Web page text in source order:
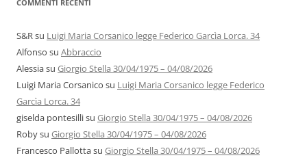
COMMENTI RECENTI
S&Rsu Luigi Maria Corsanico legge Federico Garcìa Lorca. 34
Alfonso su Abbraccio
Alessiasu Giorgio Stella 30/04/1975 – 04/08/2026
Luigi Maria Corsanico su Luigi Maria Corsanico legge Federico
Garcìa Lorca. 34
giselda pontesillisu Giorgio Stella 30/04/1975 – 04/08/2026
Robysu Giorgio Stella 30/04/1975 – 04/08/2026
Francesco Pallottasu Giorgio Stella 30/04/1975 – 04/08/2026